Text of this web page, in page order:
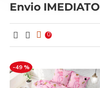
Envio IMEDIATO
0
-49 %